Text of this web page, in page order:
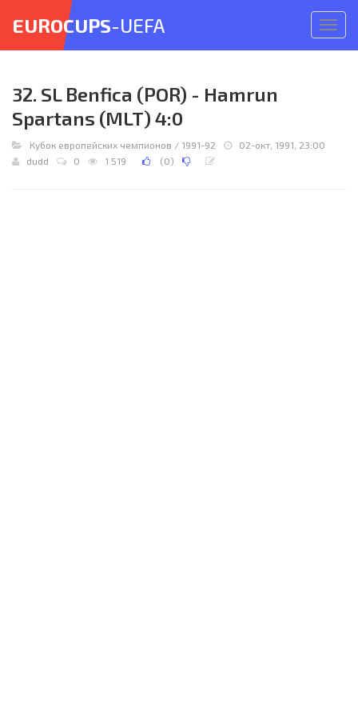
меню
EUROCUPS-UEFA
32. SL Benfica (POR) - Hamrun
Spartans (MLT) 4:0
Кубок европейских чемпионов / 1991-92
02-окт, 1991, 23:00
dudd
0 1 519 (0)